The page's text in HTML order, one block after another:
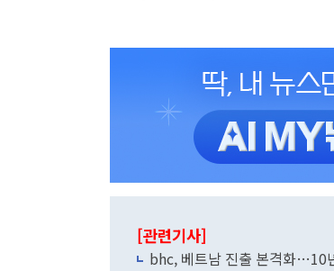
[관련기사]
bhc, 베트남 진출 본격화…10